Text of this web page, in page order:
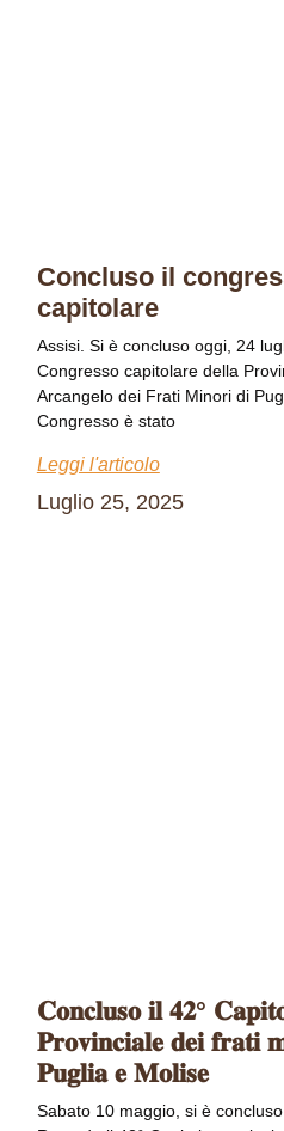
Concluso il
capitolare
Assisi. Si è concluso oggi, 24
Congresso capitolare della
Arcangelo dei Frati Minori di
Congresso è stato
Leggi l'articolo
Luglio 25, 2025
𝐂𝐨𝐧𝐜𝐥𝐮𝐬𝐨 𝐢𝐥 𝟒𝟐°
𝐏𝐫𝐨𝐯𝐢𝐧𝐜𝐢𝐚𝐥𝐞 𝐝𝐞𝐢 𝐟𝐫𝐚𝐭𝐢
𝐏𝐮𝐠𝐥𝐢𝐚 𝐞 𝐌𝐨𝐥𝐢𝐬𝐞
Sabato 10 maggio, si è